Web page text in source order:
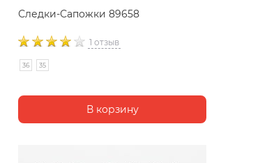
Следки-Сапожки 89658
1 отзыв
36 35